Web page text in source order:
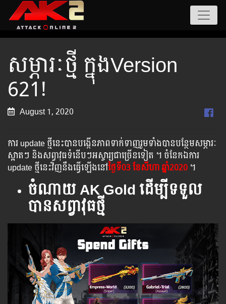
សម្ភារៈថ្មី ក្នុងVersion
621!
August 1, 2020
ការ update ថ្មីនេះបានបង្កើនភាពទាក់ទាញរួមទាំងបានបន្ថែមសម្ភារៈ
ស្អាតៗ និងសព្វាវុធទំនើបៗអស្ចារ្យជាច្រើនទៀត ។ ចំនែកឯការ
update ថ្មីនេះវិញនឹងធ្វើឡើងនៅថ្ងៃទី03 ខែសីហា​ ឆ្នាំ2020 ។
ចំណាយ AK Gold ដើម្បីទទួល
បានសព្វាវុធថ្មី